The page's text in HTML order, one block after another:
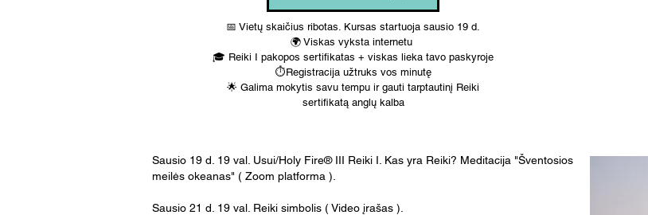
📅 Vietų skaičius ribotas. Kursas startuoja sausio 19 d.
🌍 Viskas vyksta internetu
🎓 Reiki I pakopos sertifikatas + viskas lieka tavo paskyroje
⏱️Registracija užtruks vos minutę
🌟 Galima mokytis savu tempu ir gauti tarptautinį Reiki
sertifikatą anglų kalba
Sausio 19 d. 19 val. Usui/Holy Fire® III Reiki I.​ Kas yra Reiki? Meditacija "Šventosios
meilės okeanas" ( Zoom platforma ).
Sausio 21 d. 19 val. Reiki simbolis ( Video įrašas ).